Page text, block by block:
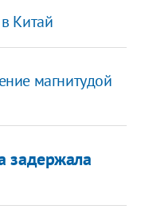
Китай
магнитудой
задержала